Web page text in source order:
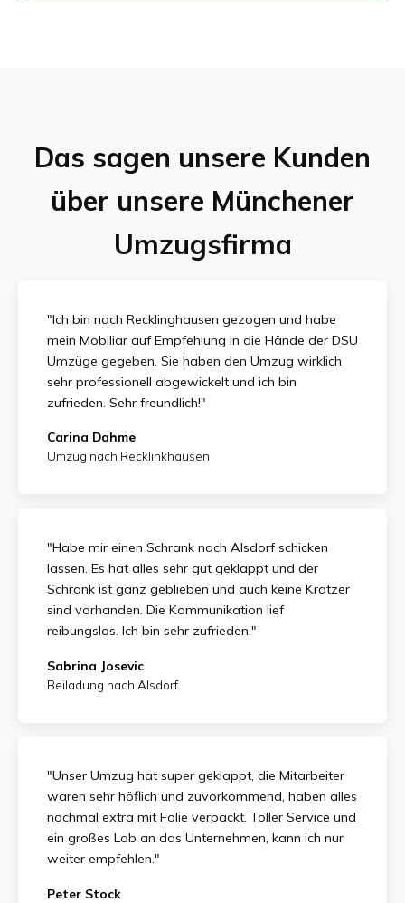
Das sagen unsere Kunden
über unsere Münchener
Umzugsfirma
"Ich bin nach Recklinghausen gezogen und habe
mein Mobiliar auf Empfehlung in die Hände der DSU
Umzüge gegeben. Sie haben den Umzug wirklich
sehr professionell abgewickelt und ich bin
zufrieden. Sehr freundlich!"
Carina Dahme
Umzug nach Recklinkhausen
"Habe mir einen Schrank nach Alsdorf schicken
lassen. Es hat alles sehr gut geklappt und der
Schrank ist ganz geblieben und auch keine Kratzer
sind vorhanden. Die Kommunikation lief
reibungslos. Ich bin sehr zufrieden."
Sabrina Josevic
Beiladung nach Alsdorf
"Unser Umzug hat super geklappt, die Mitarbeiter
waren sehr höflich und zuvorkommend, haben alles
nochmal extra mit Folie verpackt. Toller Service und
ein großes Lob an das Unternehmen, kann ich nur
weiter empfehlen."
Peter Stock